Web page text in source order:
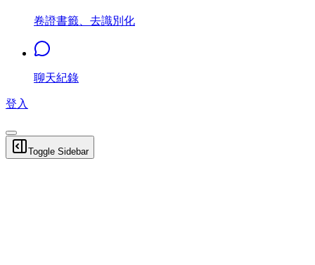
卷證書籤、去識別化
聊天紀錄
登入
Toggle Sidebar